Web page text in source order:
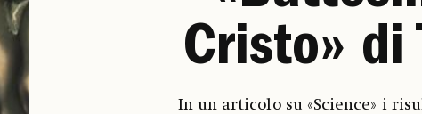
Cristo» di
In un articolo su «Science» i